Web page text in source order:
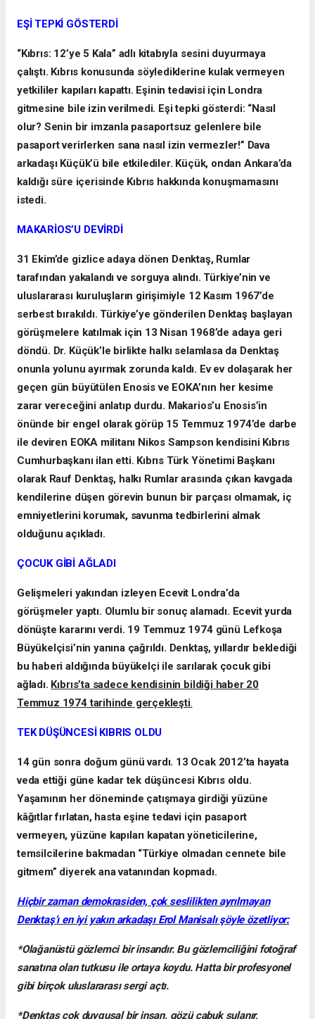
EŞİ TEPKİ GÖSTERDİ
“Kıbrıs: 12’ye 5 Kala” adlı kitabıyla sesini duyurmaya
çalıştı. Kıbrıs konusunda söylediklerine kulak vermeyen
yetkililer kapıları kapattı. Eşinin tedavisi için Londra
gitmesine bile izin verilmedi. Eşi tepki gösterdi: “Nasıl
olur? Senin bir imzanla pasaportsuz gelenlere bile
pasaport verirlerken sana nasıl izin vermezler!” Dava
arkadaşı Küçük’ü bile etkilediler. Küçük, ondan Ankara’da
kaldığı süre içerisinde Kıbrıs hakkında konuşmamasını
istedi.
MAKARİOS’U DEVİRDİ
31 Ekim’de gizlice adaya dönen Denktaş, Rumlar
tarafından yakalandı ve sorguya alındı. Türkiye’nin ve
uluslararası kuruluşların girişimiyle 12 Kasım 1967’de
serbest bırakıldı. Türkiye’ye gönderilen Denktaş başlayan
görüşmelere katılmak için 13 Nisan 1968’de adaya geri
döndü. Dr. Küçük’le birlikte halkı selamlasa da Denktaş
onunla yolunu ayırmak zorunda kaldı. Ev ev dolaşarak her
geçen gün büyütülen Enosis ve EOKA’nın her kesime
zarar vereceğini anlatıp durdu. Makarios’u Enosis’in
önünde bir engel olarak görüp 15 Temmuz 1974’de darbe
ile deviren EOKA militanı Nikos Sampson kendisini Kıbrıs
Cumhurbaşkanı ilan etti. Kıbrıs Türk Yönetimi Başkanı
olarak Rauf Denktaş, halkı Rumlar arasında çıkan kavgada
kendilerine düşen görevin bunun bir parçası olmamak, iç
emniyetlerini korumak, savunma tedbirlerini almak
olduğunu açıkladı.
ÇOCUK GİBİ AĞLADI
Gelişmeleri yakından izleyen Ecevit Londra’da
görüşmeler yaptı. Olumlu bir sonuç alamadı. Ecevit yurda
dönüşte kararını verdi. 19 Temmuz 1974 günü Lefkoşa
Büyükelçisi’nin yanına çağrıldı. Denktaş, yıllardır beklediği
bu haberi aldığında büyükelçi ile sarılarak çocuk gibi
ağladı. Kıbrıs’ta sadece kendisinin bildiği haber 20
Temmuz 1974 tarihinde gerçekleşti.
TEK DÜŞÜNCESİ KIBRIS OLDU
14 gün sonra doğum günü vardı. 13 Ocak 2012’ta hayata
veda ettiği güne kadar tek düşüncesi Kıbrıs oldu.
Yaşamının her döneminde çatışmaya girdiği yüzüne
kâğıtlar fırlatan, hasta eşine tedavi için pasaport
vermeyen, yüzüne kapıları kapatan yöneticilerine,
temsilcilerine bakmadan “Türkiye olmadan cennete bile
gitmem” diyerek ana vatanından kopmadı.
Hiçbir zaman demokrasiden, çok seslilikten ayrılmayan
Denktaş’ı en iyi yakın arkadaşı Erol Manisalı şöyle özetliyor:
*Olağanüstü gözlemci bir insandır. Bu gözlemciliğini fotoğraf
sanatına olan tutkusu ile ortaya koydu. Hatta bir profesyonel
gibi birçok uluslararası sergi açtı.
*Denktaş çok duygusal bir insan, gözü çabuk sulanır,